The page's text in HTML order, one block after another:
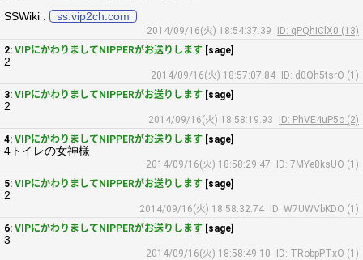
SSWiki :
ss.vip2ch.com
2014/09/16(火) 18:54:37.39
ID: qPQhiClX0 (13)
2: VIPにかわりましてNIPPERがお送りします [sage]
2
2014/09/16(火) 18:57:07.84
ID: d0Qh5tsrO (1)
3: VIPにかわりましてNIPPERがお送りします [sage]
2
2014/09/16(火) 18:58:19.93
ID: PhVE4uP5o (2)
4: VIPにかわりましてNIPPERがお送りします [sage]
4トイレの女神様
2014/09/16(火) 18:58:29.47
ID: 7MYe8ksUO (1)
5: VIPにかわりましてNIPPERがお送りします [sage]
2
2014/09/16(火) 18:58:32.74
ID: W7UWVbKDO (1)
6: VIPにかわりましてNIPPERがお送りします [sage]
3
2014/09/16(火) 18:58:49.10
ID: TRobpPTxO (1)